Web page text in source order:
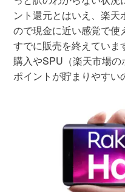
ント還元とはいえ、楽
ので現金に近い感覚で
すでに販売を終えていま
購入やSPU（楽天市場
ポイントが貯まりやすい